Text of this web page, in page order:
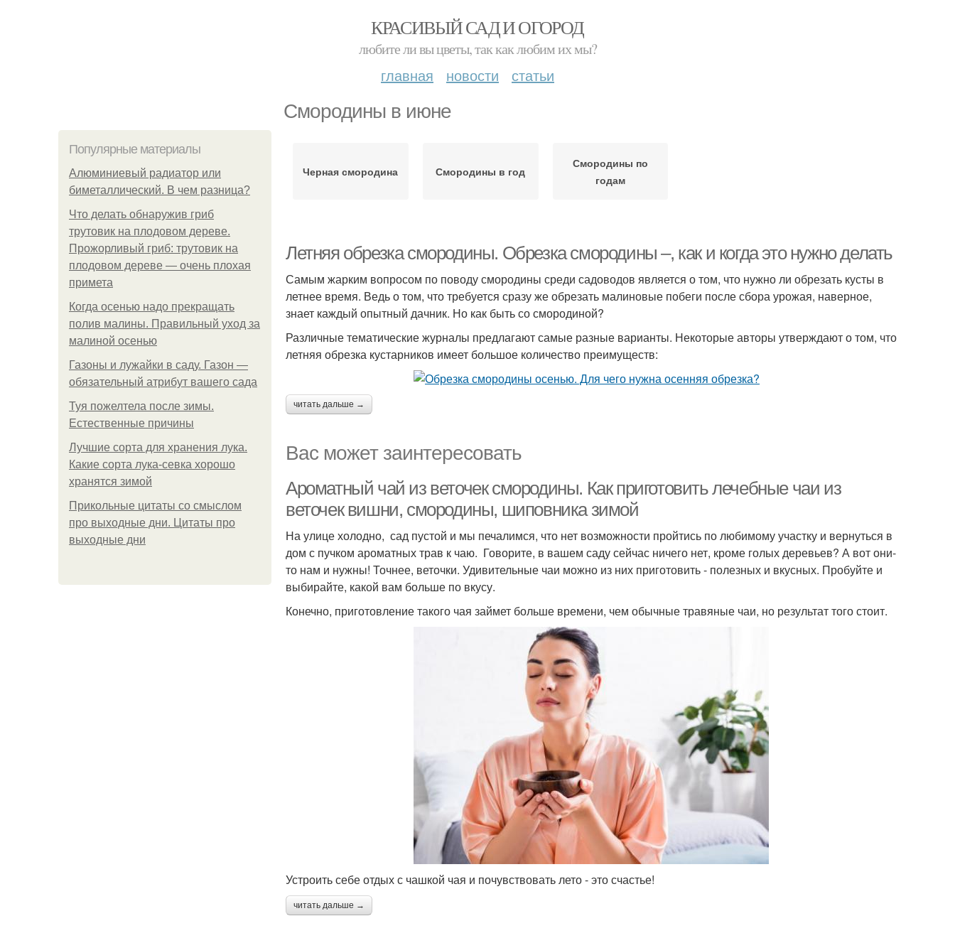
КРАСИВЫЙ САД И ОГОРОД
любите ли вы цветы, так как любим их мы?
главная новости статьи
Смородины в июне
Популярные материалы
Алюминиевый радиатор или
биметаллический. В чем разница?
Что делать обнаружив гриб
трутовик на плодовом дереве.
Прожорливый гриб: трутовик на
плодовом дереве — очень плохая
примета
Когда осенью надо прекращать
полив малины. Правильный уход за
малиной осенью
Газоны и лужайки в саду. Газон —
обязательный атрибут вашего сада
Туя пожелтела после зимы.
Естественные причины
Лучшие сорта для хранения лука.
Какие сорта лука-севка хорошо
хранятся зимой
Прикольные цитаты со смыслом
про выходные дни. Цитаты про
выходные дни
Черная смородина Смородины в год
Смородины по
годам
Летняя обрезка смородины. Обрезка смородины –, как и когда это нужно делать
Самым жарким вопросом по поводу смородины среди садоводов является о том, что нужно ли обрезать кусты в
летнее время. Ведь о том, что требуется сразу же обрезать малиновые побеги после сбора урожая, наверное,
знает каждый опытный дачник. Но как быть со смородиной?
Различные тематические журналы предлагают самые разные варианты. Некоторые авторы утверждают о том, что
летняя обрезка кустарников имеет большое количество преимуществ:
читать дальше →
Вас может заинтересовать
Ароматный чай из веточек смородины. Как приготовить лечебные чаи из
веточек вишни, смородины, шиповника зимой
На улице холодно, сад пустой и мы печалимся, что нет возможности пройтись по любимому участку и вернуться в
дом с пучком ароматных трав к чаю. Говорите, в вашем саду сейчас ничего нет, кроме голых деревьев? А вот они-
то нам и нужны! Точнее, веточки. Удивительные чаи можно из них приготовить - полезных и вкусных. Пробуйте и
выбирайте, какой вам больше по вкусу.
Конечно, приготовление такого чая займет больше времени, чем обычные травяные чаи, но результат того стоит.
Устроить себе отдых с чашкой чая и почувствовать лето - это счастье!
читать дальше →